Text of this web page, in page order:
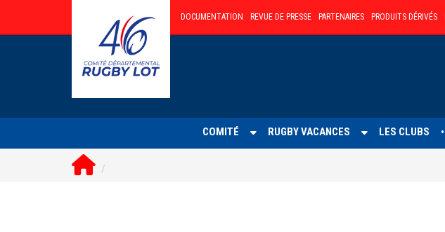
DOCUMENTATION REVUE DE PRESSE PARTENAIRES PRODUITS DÉRIVÉS
COMITÉ RUGBY VACANCES LES CLUBS •